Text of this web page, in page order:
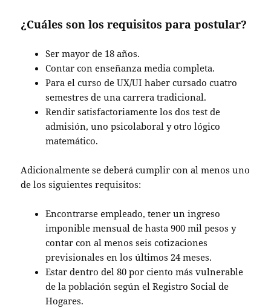
¿Cuáles son los requisitos para postular?
Ser mayor de 18 años.
Contar con enseñanza media completa.
Para el curso de UX/UI haber cursado cuatro
semestres de una carrera tradicional.
Rendir satisfactoriamente los dos test de
admisión, uno psicolaboral y otro lógico
matemático.
Adicionalmente se deberá cumplir con al menos uno
de los siguientes requisitos:
Encontrarse empleado, tener un ingreso
imponible mensual de hasta 900 mil pesos y
contar con al menos seis cotizaciones
previsionales en los últimos 24 meses.
Estar dentro del 80 por ciento más vulnerable
de la población según el Registro Social de
Hogares.